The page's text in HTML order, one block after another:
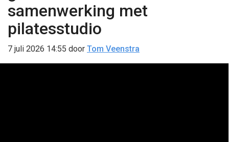
samenwerking met
pilatesstudio
7 juli 2026 14:55 door Tom Veenstra